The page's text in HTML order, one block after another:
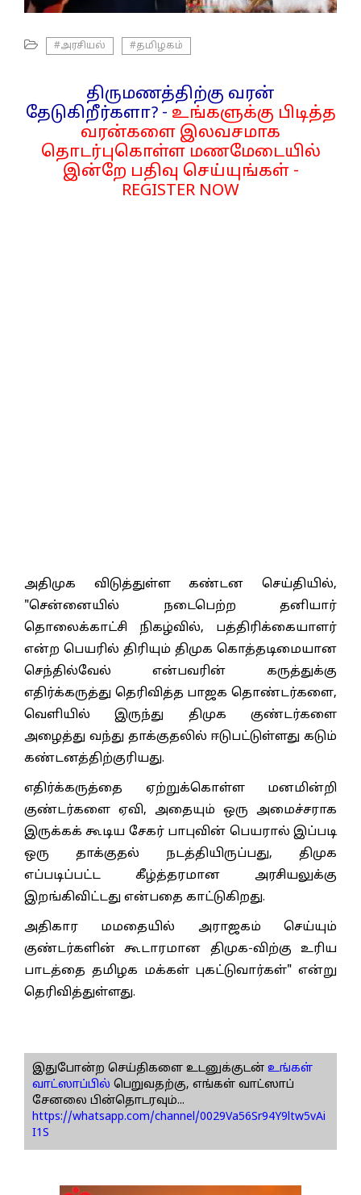
#அரசியல் #தமிழகம்
திருமணத்திற்கு வரன்
தேடுகிறீர்களா? - உங்களுக்கு பிடித்த
வரன்களை இலவசமாக
தொடர்புகொள்ள மணமேடையில்
இன்றே பதிவு செய்யுங்கள் -
REGISTER NOW
அதிமுக விடுத்துள்ள கண்டன செய்தியில்,
"சென்னையில் நடைபெற்ற தனியார்
தொலைக்காட்சி நிகழ்வில், பத்திரிக்கையாளர்
என்ற பெயரில் திரியும் திமுக கொத்தடிமையான
செந்தில்வேல் என்பவரின் கருத்துக்கு
எதிர்க்கருத்து தெரிவித்த பாஜக தொண்டர்களை,
வெளியில் இருந்து திமுக குண்டர்களை
அழைத்து வந்து தாக்குதலில் ஈடுபட்டுள்ளது கடும்
கண்டனத்திற்குரியது.
எதிர்க்கருத்தை ஏற்றுக்கொள்ள மனமின்றி
குண்டர்களை ஏவி, அதையும் ஒரு அமைச்சராக
இருக்கக் கூடிய சேகர் பாபுவின் பெயரால் இப்படி
ஒரு தாக்குதல் நடத்தியிருப்பது, திமுக
எப்படிப்பட்ட கீழ்த்தரமான அரசியலுக்கு
இறங்கிவிட்டது என்பதை காட்டுகிறது.
அதிகார மமதையில் அராஜகம் செய்யும்
குண்டர்களின் கூடாரமான திமுக-விற்கு உரிய
பாடத்தை தமிழக மக்கள் புகட்டுவார்கள்" என்று
தெரிவித்துள்ளது.
இதுபோன்ற செய்திகளை உடனுக்குடன் உங்கள்
வாட்ஸாப்பில் பெறுவதற்கு, எங்கள் வாட்ஸாப்
சேனலை பின்தொடரவும்...
https://whatsapp.com/channel/0029Va56Sr94Y9ltw5vAi
I1S